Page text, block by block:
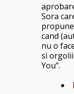
Sora
cand
nu o
si
You”.